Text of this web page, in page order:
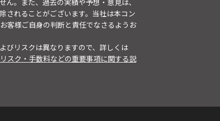
。また、過去の実績や予想・意見は、
されることがございます。当社は本コン
客様ご自身の判断と責任でなさるようお
びリスクは異なりますので、詳しくは
リスク・手数料などの重要事項に関する説